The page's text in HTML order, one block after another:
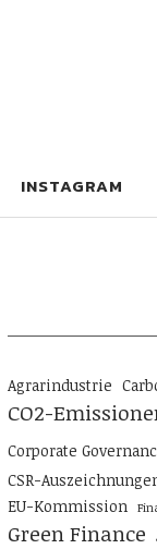
INSTAGRAM
Agrarindustrie
CO2-
Corporate
CSR-
EU-Kommission
Green Finance